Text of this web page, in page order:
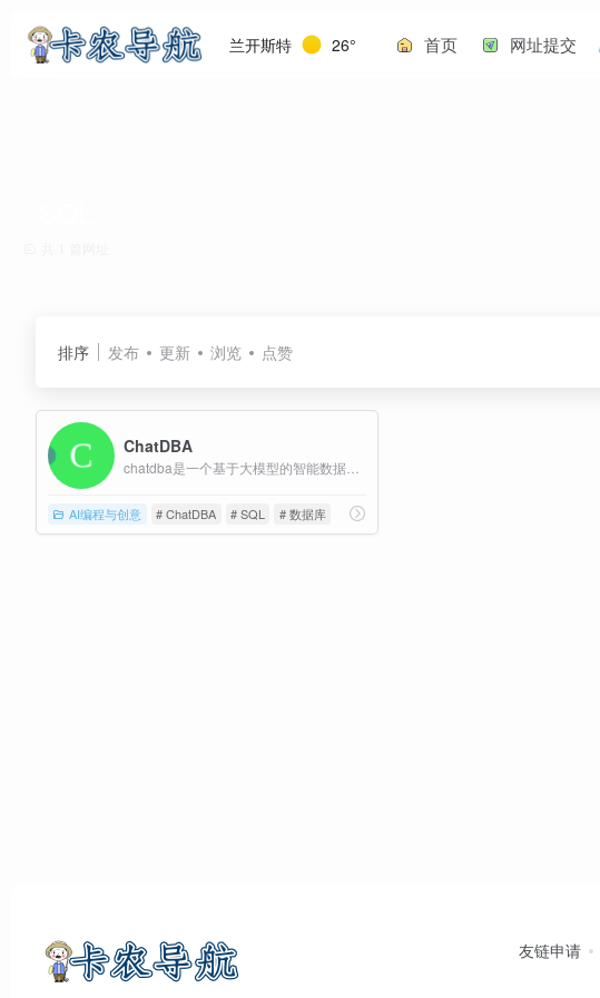
兰开斯特 26° 首页 网址提交
排序 发布 更新 浏览 点赞
ChatDBA
AI编程与创意 # ChatDBA # SQL # 数据库
友链申请